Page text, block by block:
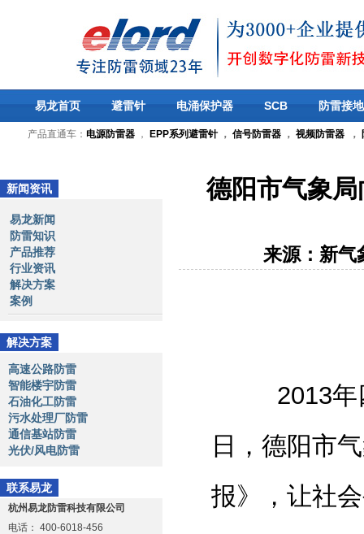
易龙首页 避雷针 电涌保护器 SCB 防雷接地
产品直通车： 电源防雷器 ， EPP系列避雷针， 信号防雷器 ， 视频防雷器 ，
新闻资讯
易龙新闻
防雷知识
产品推荐
行业资讯
解决方案
案例
解决方案
高速公路防雷
智能楼宇防雷
石油化工防雷
污水处理厂防雷
通信基站防雷
光伏/风电防雷
联系易龙
杭州易龙防雷科技有限公司
电话： 400-6018-456
德阳市气象
来源：新气
2013年四
日，德阳市
报》，让社